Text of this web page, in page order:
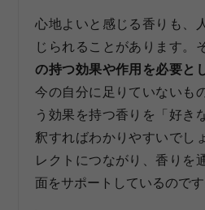
心地よいと感じる香りも、
じられることがあります。
の持つ効果や作用を必要と
今の自分に足りていないも
う効果を持つ香りを「好き
釈すればわかりやすいでし
レクトにつながり、香りを
面をサポートしているのです